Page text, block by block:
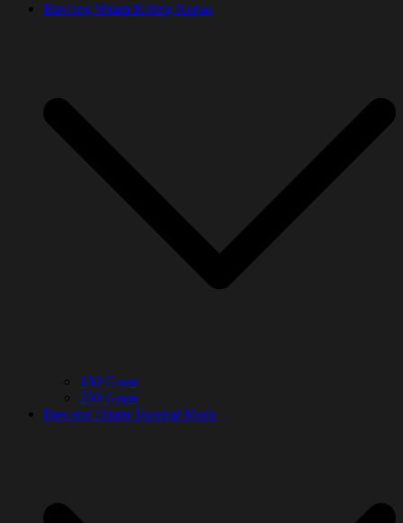
Bawang Hitam Kating Kupas
100 Gram
200 Gram
Bawang Hitam Tunggal Madu